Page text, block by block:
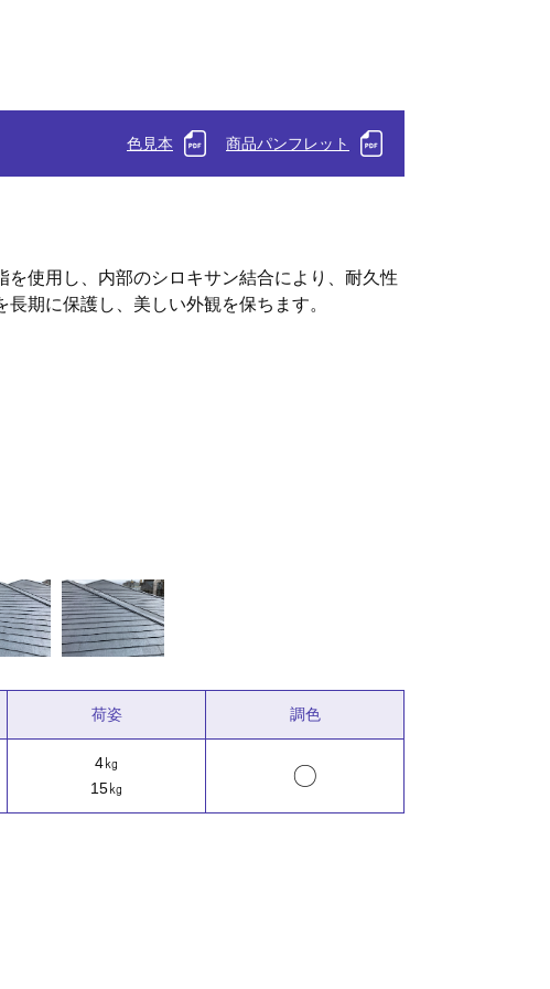
色見本 商品パンフレット
を使用し、内部のシロキサン結合により、耐久性
長期に保護し、美しい外観を保ちます。
荷姿
4㎏
15㎏
調色
〇